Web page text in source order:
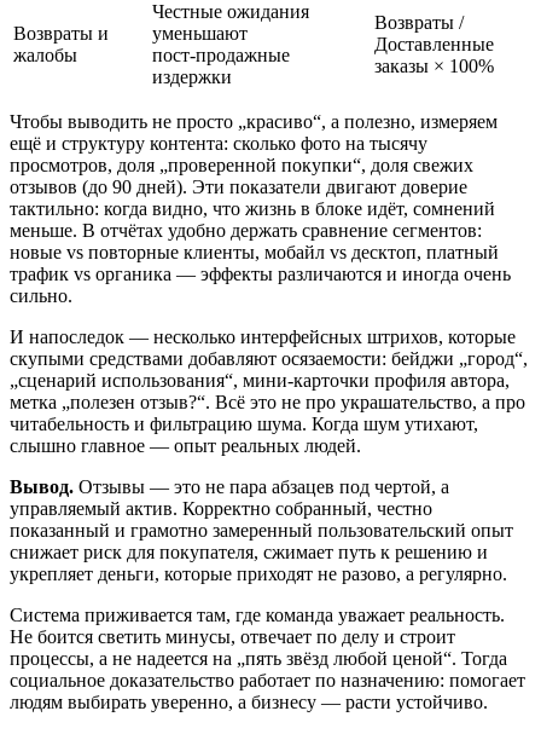
Возвраты и
жалобы
Честные ожидания
уменьшают
пост‑продажные
издержки
Возвраты /
Доставленные
заказы × 100%
Чтобы выводить не просто „красиво“, а полезно, измеряем
ещё и структуру контента: сколько фото на тысячу
просмотров, доля „проверенной покупки“, доля свежих
отзывов (до 90 дней). Эти показатели двигают доверие
тактильно: когда видно, что жизнь в блоке идёт, сомнений
меньше. В отчётах удобно держать сравнение сегментов:
новые vs повторные клиенты, мобайл vs десктоп, платный
трафик vs органика — эффекты различаются и иногда очень
сильно.
И напоследок — несколько интерфейсных штрихов, которые
скупыми средствами добавляют осязаемости: бейджи „город“,
„сценарий использования“, мини‑карточки профиля автора,
метка „полезен отзыв?“. Всё это не про украшательство, а про
читабельность и фильтрацию шума. Когда шум утихают,
слышно главное — опыт реальных людей.
Вывод. Отзывы — это не пара абзацев под чертой, а
управляемый актив. Корректно собранный, честно
показанный и грамотно замеренный пользовательский опыт
снижает риск для покупателя, сжимает путь к решению и
укрепляет деньги, которые приходят не разово, а регулярно.
Система приживается там, где команда уважает реальность.
Не боится светить минусы, отвечает по делу и строит
процессы, а не надеется на „пять звёзд любой ценой“. Тогда
социальное доказательство работает по назначению: помогает
людям выбирать уверенно, а бизнесу — расти устойчиво.